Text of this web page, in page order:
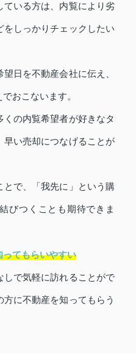
いる方は、内覧により劣
しっかりチェックしたい
日を不動産会社に伝え、
おこないます。
の内覧希望者が好きなタ
早い売却につなげることが
とで、「我先に」という購
びつくことも期待できま
てもらいやすい
しで気軽に訪れることがで
に不動産を知ってもらう